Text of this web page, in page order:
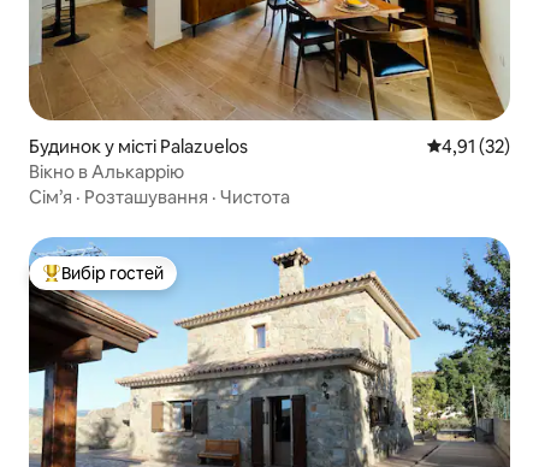
Будинок у місті Palazuelos Середня
4,91 (32)
Вікно в Алькаррію
Сім’я · Розташування · Чистота
Топ вибір гостей
Вибір гостей